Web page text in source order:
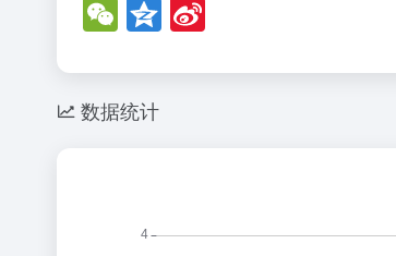
W
e
C
h
Q
z
o a
o
数据统计